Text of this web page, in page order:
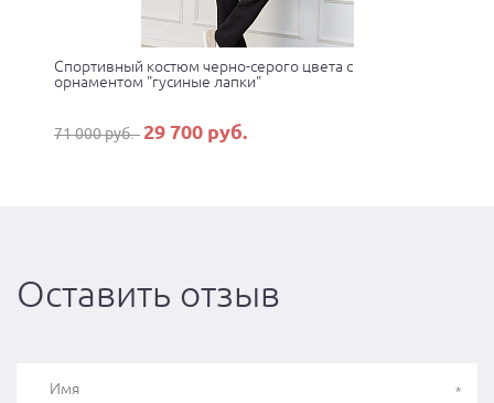
Спортивный костюм черно-серого цвета с
орнаментом "гусиные лапки"
71 000 руб. 29 700 руб.
Оставить отзыв